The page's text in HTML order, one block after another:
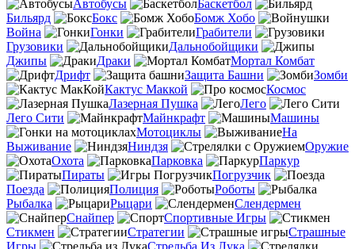
Автобусы
Баскетбол
Бильярд
Бокс
Бомж Хобо
Война
Гонки
Грабители
Грузовики
Дальнобойщики
Джипы
Драки
Мортал Комбат
Дрифт
Защита Башни
Зомби
Кактус Маккой
Космос
Лазерная Пушка
Лего
Лего Сити
Майнкрафт
Машины
Мотоциклы
На
Выживание
Ниндзя
Оружие
Охота
Парковка
Паркур
Пираты
Погрузчик
Поезда
Полиция
Роботы
Рыбалка
Рыцари
Слендермен
Снайпер
Спортивные Игры
Стикмен
Стратегии
Страшные
Игры
Стрельба Из Лука